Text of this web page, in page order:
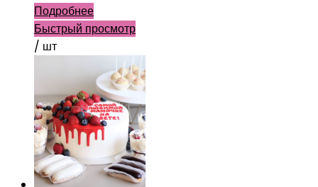
Подробнее
Быстрый просмотр
/ шт